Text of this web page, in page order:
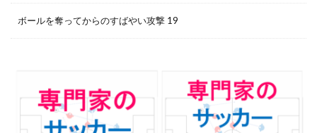
ボールを奪ってからのすばやい攻撃 19